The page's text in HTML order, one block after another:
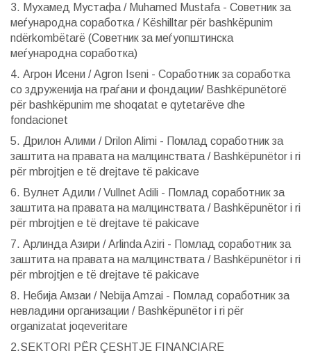
3. Мухамед Мустафа / Muhamed Mustafa - Советник за
меѓународна соработка / Këshilltar për bashkëpunim
ndërkombëtarë (Советник за меѓуопштинска
меѓународна соработка)
4. Агрон Исени / Agron Iseni - Соработник за соработка
со здруженија на граѓани и фондации/ Bashkëpunëtorë
për bashkëpunim me shoqatat e qytetarëve dhe
fondacionet
5. Дрилон Алими / Drilon Alimi - Помлад соработник за
заштита на правата на малцинствата / Bashkëpunëtor i ri
për mbrojtjen e të drejtave të pakicave
6. Вулнет Адили / Vullnet Adili - Помлад соработник за
заштита на правата на малцинствата / Bashkëpunëtor i ri
për mbrojtjen e të drejtave të pakicave
7. Арлинда Азири / Arlinda Aziri - Помлад соработник за
заштита на правата на малцинствата / Bashkëpunëtor i ri
për mbrojtjen e të drejtave të pakicave
8. Небија Амзаи / Nebija Amzai - Помлад соработник за
невладини организации / Bashkëpunëtor i ri për
organizatat joqeveritare
2.SEKTORI PËR ÇESHTJE FINANCIARE